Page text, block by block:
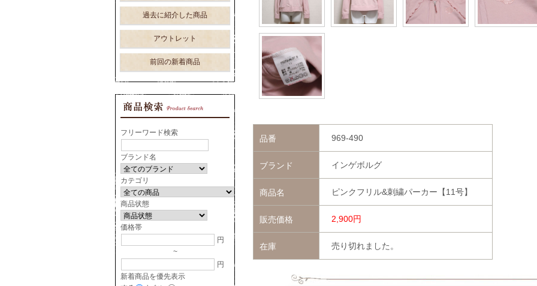
品番 969-490
ブランド インゲボルグ
商品名 ピンクフリル&刺繍パーカー【11号】
販売価格 2,900円
在庫 売り切れました。
過去に紹介した商品
アウトレット
前回の新着商品
フリーワード検索
ブランド名
カテゴリ
商品状態
価格帯
円
~
円
新着商品を優先表示